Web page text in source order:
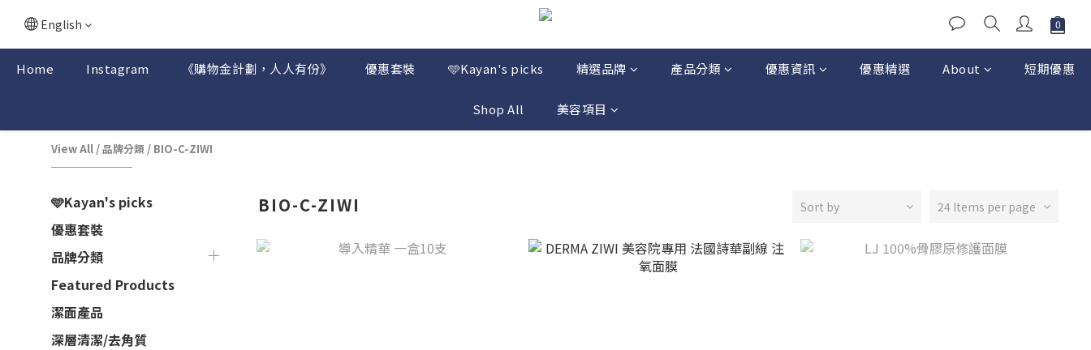
English
Home Instagram 《購物金計劃，人人有份》 優惠套裝 🩵Kayan's picks 精選品牌 產品分類 優惠資訊 優惠精選 About 短期優惠
Shop All 美容項目
View All /品牌分類 / BIO-C-ZIWI
🩵Kayan's picks
優惠套裝
品牌分類
Featured Products
潔面產品
深層清潔/去角質
BIO-C-ZIWI Sort by 24 Items per page